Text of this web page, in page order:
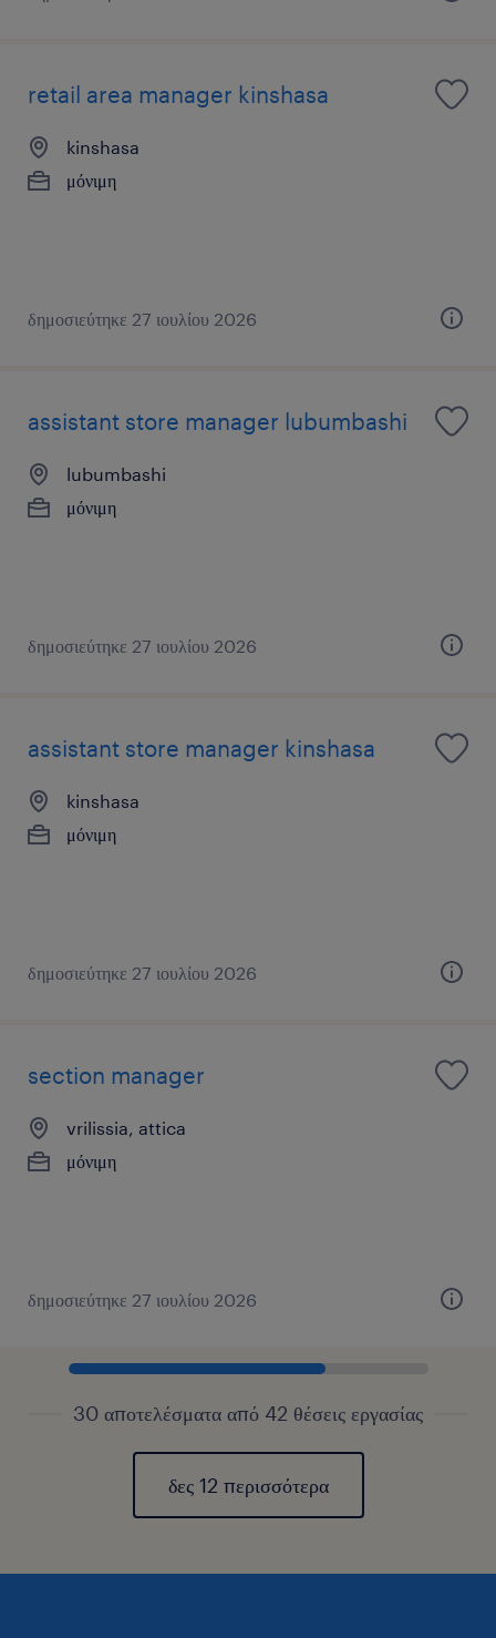
retail area manager kinshasa
kinshasa
μόνιμη
δημοσιεύτηκε 27 ιουλίου 2026
assistant store manager lubumbashi
lubumbashi
μόνιμη
δημοσιεύτηκε 27 ιουλίου 2026
assistant store manager kinshasa
kinshasa
μόνιμη
δημοσιεύτηκε 27 ιουλίου 2026
section manager
vrilissia, attica
μόνιμη
δημοσιεύτηκε 27 ιουλίου 2026
30 αποτελέσματα από 42 θέσεις εργασίας
δες 12 περισσότερα